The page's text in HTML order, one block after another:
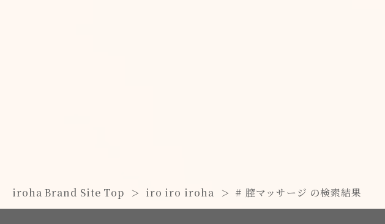
iroha Brand Site Top iro iro iroha # 膣マッサージ の検索結果